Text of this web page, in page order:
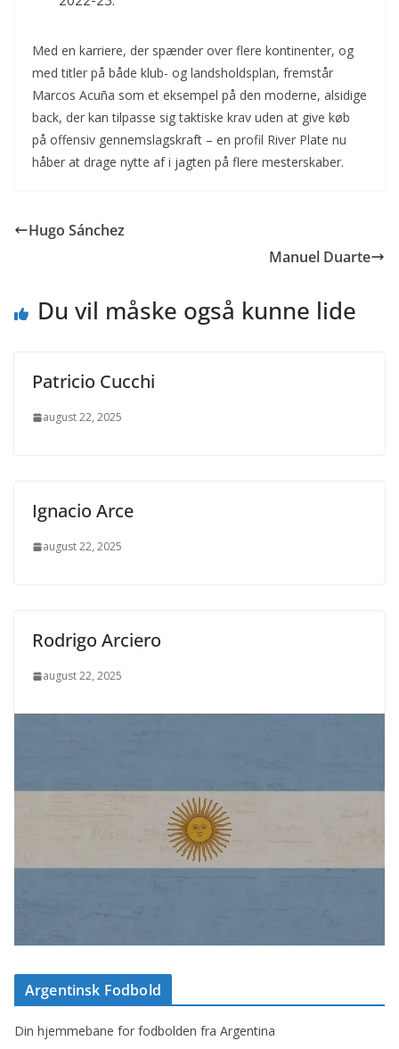
Med en karriere, der spænder over flere kontinenter, og
med titler på både klub- og landsholdsplan, fremstår
Marcos Acuña som et eksempel på den moderne, alsidige
back, der kan tilpasse sig taktiske krav uden at give køb
på offensiv gennemslagskraft – en profil River Plate nu
håber at drage nytte af i jagten på flere mesterskaber.
Hugo Sánchez
Manuel Duarte
Du vil måske også kunne lide
Patricio Cucchi
august 22, 2025
Ignacio Arce
august 22, 2025
Rodrigo Arciero
august 22, 2025
Argentinsk Fodbold
Din hjemmebane for fodbolden fra Argentina